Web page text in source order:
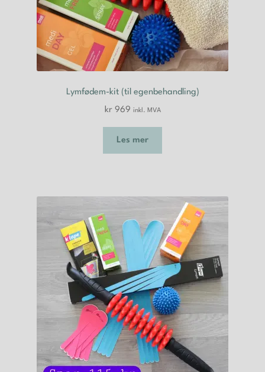
Lymfødem-kit (til egenbehandling)
kr969 inkl. MVA
Les mer